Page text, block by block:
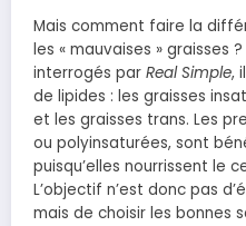
Mais comment faire la
les « mauvaises » graisses
interrogés par Real Simple,
de lipides : les graisses
et les graisses trans. Les
ou polyinsaturées, sont
puisqu’elles nourrissent le
L’objectif n’est donc pas
mais de choisir les bonnes